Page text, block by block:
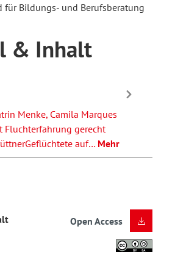
für Bildungs- und Berufsberatung
& Inhalt
Menke, Camila Marques
Fluchterfahrung gerecht
auf… Mehr
Open Access